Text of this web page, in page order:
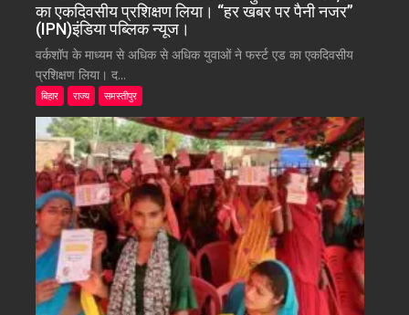
का एकदिवसीय प्रशिक्षण लिया। “हर खबर पर पैनी नजर”
(IPN)इंडिया पब्लिक न्यूज।
वर्कशॉप के माध्यम से अधिक से अधिक युवाओं ने फर्स्ट एड का एकदिवसीय
प्रशिक्षण लिया। द...
बिहार राज्य समस्तीपुर